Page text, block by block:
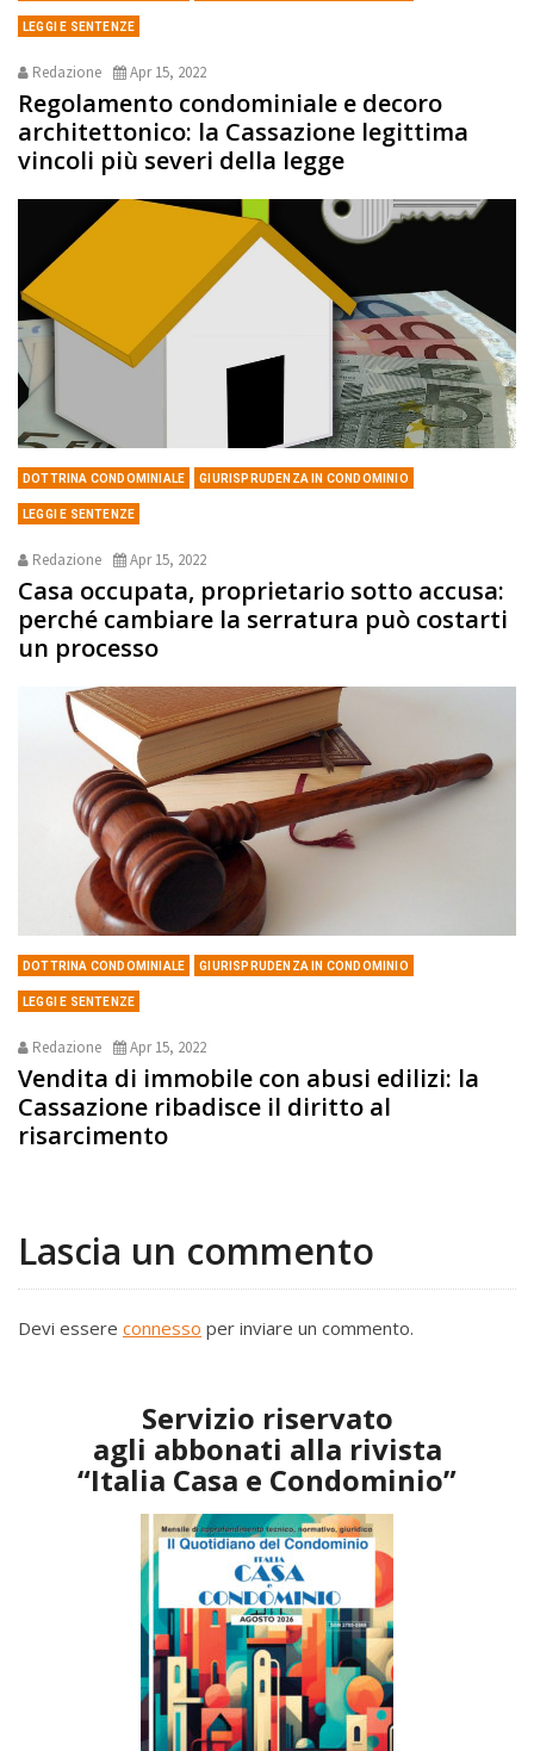
LEGGI E SENTENZE
Redazione Apr 15, 2022
Regolamento condominiale e decoro
architettonico: la Cassazione legittima
vincoli più severi della legge
DOTTRINA CONDOMINIALE GIURISPRUDENZA IN CONDOMINIO
LEGGI E SENTENZE
Redazione Apr 15, 2022
Casa occupata, proprietario sotto accusa:
perché cambiare la serratura può costarti
un processo
DOTTRINA CONDOMINIALE GIURISPRUDENZA IN CONDOMINIO
LEGGI E SENTENZE
Redazione Apr 15, 2022
Vendita di immobile con abusi edilizi: la
Cassazione ribadisce il diritto al
risarcimento
Lascia un commento
Devi essere connesso per inviare un commento.
Servizio riservato
agli abbonati alla rivista
“Italia Casa e Condominio”